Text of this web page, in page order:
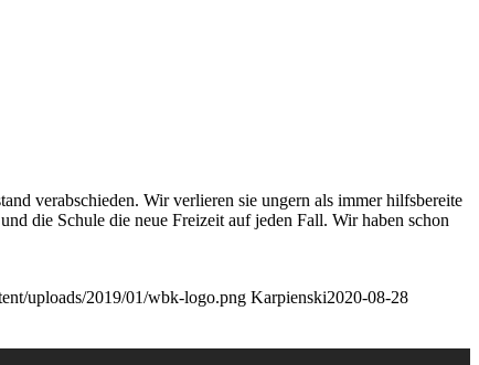
verabschieden. Wir verlieren sie ungern als immer hilfsbereite
die Schule die neue Freizeit auf jeden Fall. Wir haben schon
uploads/2019/01/wbk-logo.png Karpienski2020-08-28